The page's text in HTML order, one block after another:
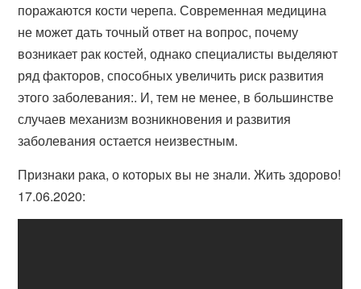
поражаются кости черепа. Современная медицина
не может дать точный ответ на вопрос, почему
возникает рак костей, однако специалисты выделяют
ряд факторов, способных увеличить риск развития
этого заболевания:. И, тем не менее, в большинстве
случаев механизм возникновения и развития
заболевания остается неизвестным.
Признаки рака, о которых вы не знали. Жить здорово!
17.06.2020: